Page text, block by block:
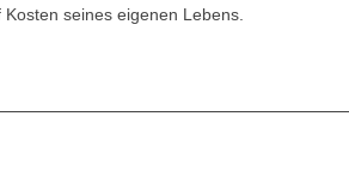
seines eigenen Lebens.